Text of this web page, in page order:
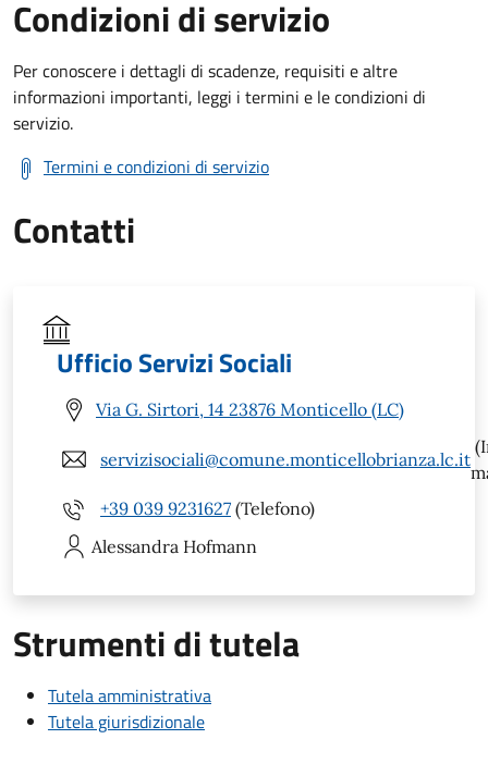
Condizioni di servizio
Per conoscere i dettagli di scadenze, requisiti e altre
informazioni importanti, leggi i termini e le condizioni di
servizio.
Termini e condizioni di servizio
Contatti
Ufficio Servizi Sociali
Via G. Sirtori, 14 23876 Monticello (LC)
servizisociali@comune.monticellobrianza.lc.it
+39 039 9231627 (Telefono)
Alessandra Hofmann
Strumenti di tutela
Tutela amministrativa
Tutela giurisdizionale